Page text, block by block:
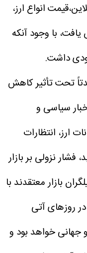
انواع ارز،
با وجود آنکه
داشت.
تحت تأثیر کاهش
سیاسی و
ارز، انتظارات
نزولی بر بازار
بازار معتقدند با
روزهای آتی
خواهد بود و